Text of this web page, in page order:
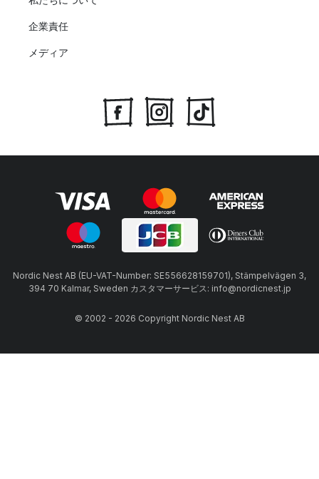
企業責任
メディア
Nordic Nest AB (EU-VAT-Number: SE556628159701), Stämpelvägen 3,
394 70 Kalmar, Sweden カスタマーサービス: info@nordicnest.jp
© 2002 - 2026 Copyright Nordic Nest AB